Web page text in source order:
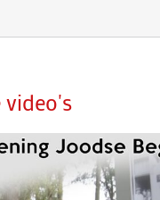
video's